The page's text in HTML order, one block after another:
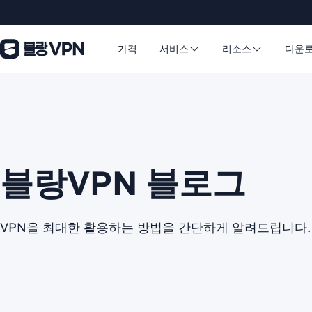
가격 서비스 리소스 다운
블랑VPN 블로그
VPN을 최대한 활용하는 방법을 간단하게 알려드립니다.